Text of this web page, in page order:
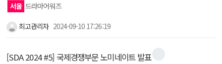
서울 드라마어워즈
최고관리자 2024-09-10 17:26:19
[SDA 2024 #5] 국제경쟁부문 노미네이트 발표